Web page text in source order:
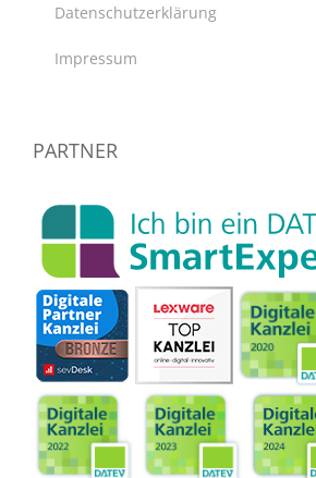
Datenschutzerklärung
Impressum
PARTNER